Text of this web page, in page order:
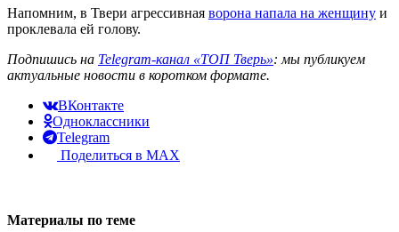
Напомним, в Твери агрессивная ворона напала на женщину и
проклевала ей голову.
Подпишись на Telegram-канал «ТОП Тверь»: мы публикуем
актуальные новости в коротком формате.
ВКонтакте
Одноклассники
Telegram
Поделиться в MAX
Материалы по теме